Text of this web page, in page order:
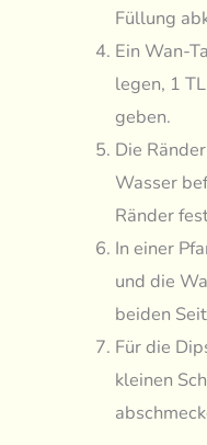
Füllung
Ein Wan-
legen, 1
geben.
Die
Wasser
Ränder
In einer
und die
beiden
Für die
kleinen